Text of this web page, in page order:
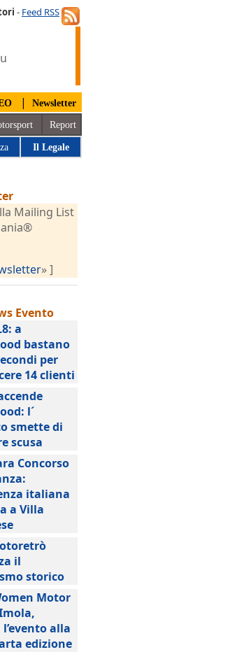
- Feed RSS
| Newsletter
Report
Il Legale
Mailing List
» ]
Evento
a
bastano
per
14 clienti
l´
smette di
scusa
Concorso
italiana
a Villa
il
storico
Motor
alla
edizione